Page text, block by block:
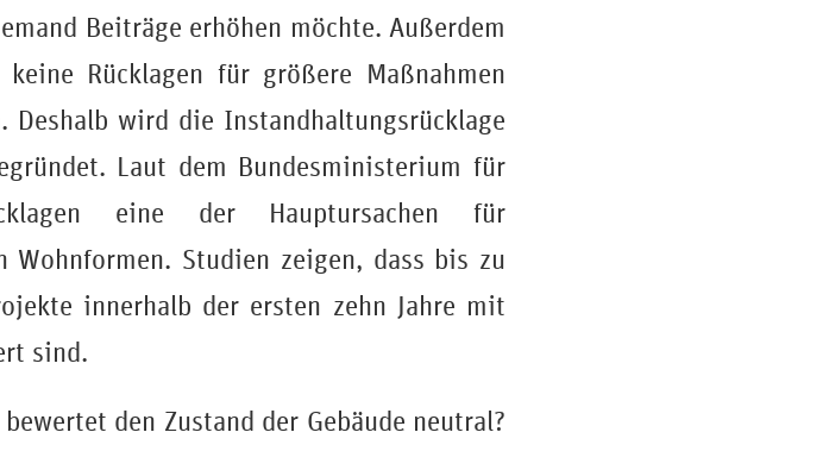
Beiträge erhöhen möchte. Außerdem
Rücklagen für größere Maßnahmen
Deshalb wird die Instandhaltungsrücklage
Laut dem Bundesministerium für
eine der Hauptursachen für
Wohnformen. Studien zeigen, dass bis zu
innerhalb der ersten zehn Jahre mit
sind.
den Zustand der Gebäude neutral?